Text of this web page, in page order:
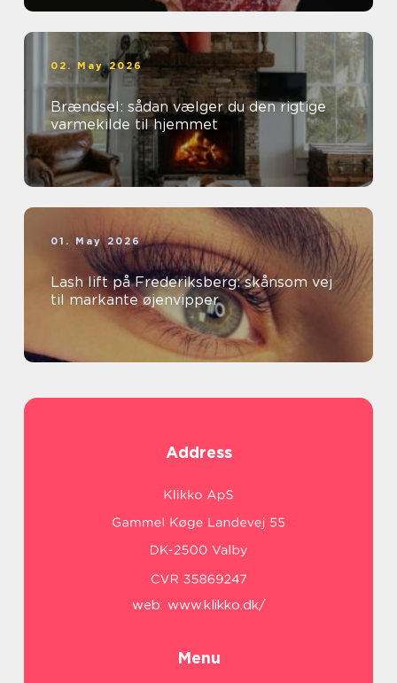
02. May 2026
Brændsel: sådan vælger du den rigtige
varmekilde til hjemmet
01. May 2026
Lash lift på Frederiksberg: skånsom vej
til markante øjenvipper
Address
web: www.klikko.dk/
Menu